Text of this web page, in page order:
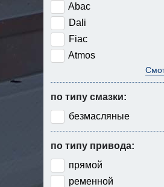
Abac
Dali
Fiac
Atmos
по типу смазки:
безмасляные
по типу привода:
прямой
ременной